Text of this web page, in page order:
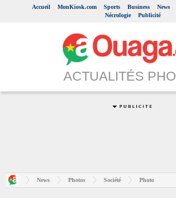
Accueil MonKiosk.com Sports Business News
Nécrologie
Publicité
ACTUALITÉS
News Photos Société Photo